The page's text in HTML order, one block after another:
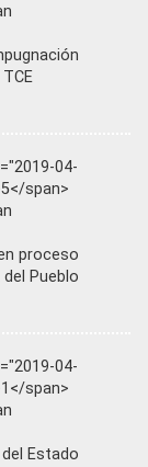
04-
span>
proceso
Pueblo
04-
span>
Estado